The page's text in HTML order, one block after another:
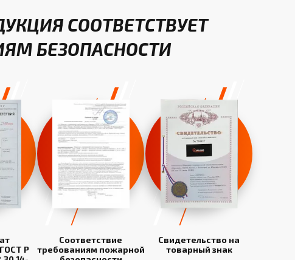
СООТВЕТСТВУЕТ
БЕЗОПАСНОСТИ
Р
Соответствие
требованиям пожарной
Свидетельство на
товарный знак